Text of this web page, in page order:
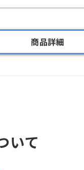
商品詳細
いて